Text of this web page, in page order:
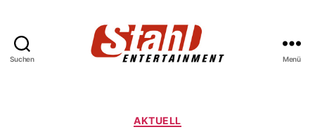
Suchen Menü
Kategorien
AKTUELL